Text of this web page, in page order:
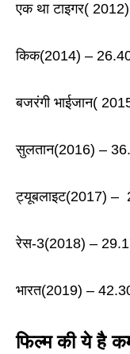
एक था टाइगर(
किक(2014) –
बजरंगी भाईजान(
सुलतान(2016) –
ट्यूबलाइट(2017) –
रेस-3(2018) –
भारत(2019) –
फिल्म की ये है